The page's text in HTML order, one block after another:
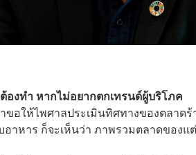
องทำ หากไม่อยากตกเทรนด์ผู้บริโภค
ขอให้ไพศาลประเมินทิศทางของตลาด
อาหาร ก็จะเห็นว่า ภาพรวมตลาดของ